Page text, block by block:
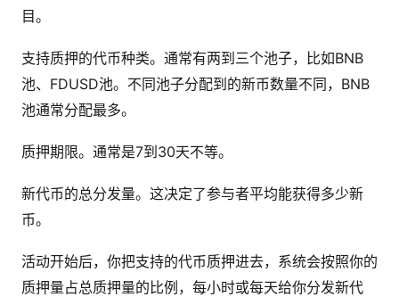
目。
支持质押的代币种类。通常有两到三个池子，比如BNB
池、FDUSD池。不同池子分配到的新币数量不同，BNB
池通常分配最多。
质押期限。通常是7到30天不等。
新代币的总分发量。这决定了参与者平均能获得多少新
币。
活动开始后，你把支持的代币质押进去，系统会按照你的
质押量占总质押量的比例，每小时或每天给你分发新代